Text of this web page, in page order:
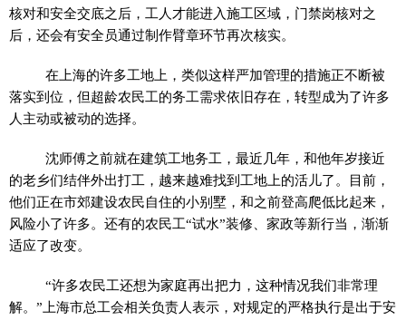
核对和安全交底之后，工人才能进入施工区域，门禁岗核对之
后，还会有安全员通过制作臂章环节再次核实。
在上海的许多工地上，类似这样严加管理的措施正不断被
落实到位，但超龄农民工的务工需求依旧存在，转型成为了许多
人主动或被动的选择。
沈师傅之前就在建筑工地务工，最近 几年，和他年岁接近
的老乡们结伴外出打工，越来越难找到工地上的活儿了。目前，
他们正在市郊建设农民自住的小别墅，和之前登高爬低比起来，
风险小了许多。还有的农民工“试水”装修、家政等新行当，渐渐
适应了改变。
“许多农民工还想为家庭再出把力，这种情况我们非常理
解。”上海市总工会相关负责人表示，对规定的严格执行是出于安